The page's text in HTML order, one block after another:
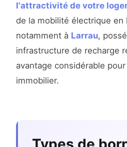
l'attractivité de votre
de la mobilité électrique en
notamment à Larrau,
infrastructure de recharge
avantage considérable
immobilier.